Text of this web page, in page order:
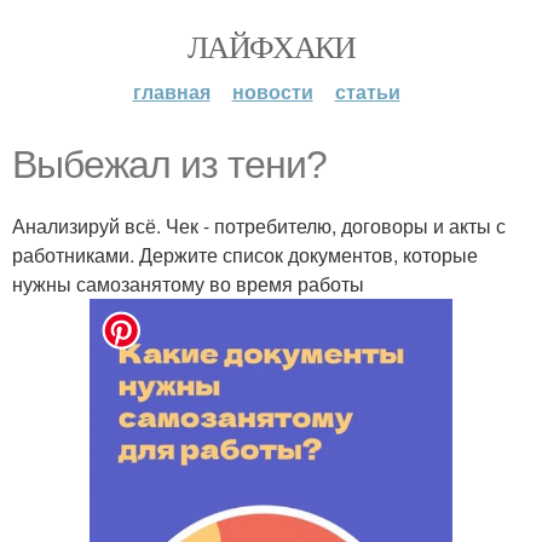
ЛАЙФХАКИ
главная новости статьи
Выбежал из тени?
Анализируй всё. Чек - потребителю, договоры и акты с
работниками. Держите список документов, которые
нужны самозанятому во время работы